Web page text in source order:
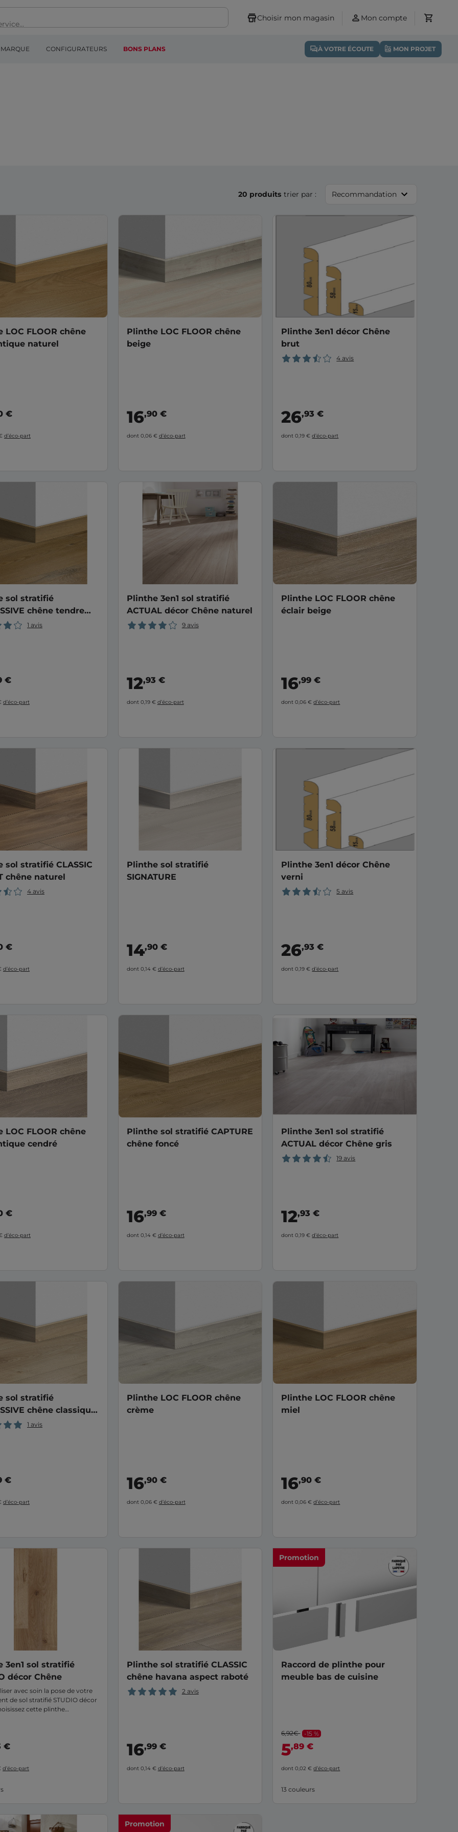
Choisir mon magasin Mon compte
MARQUE CONFIGURATEURS BONS PLANS À VOTRE ÉCOUTE MON PROJET
20 produits trier par : Recommandation
LOC FLOOR chêne
naturel
€
d’éco-part
Plinthe LOC FLOOR chêne
beige
16,90 €
dont 0,06 € d’éco-part
Plinthe 3en1 décor Chêne
brut
4 avis
26,93 €
dont 0,19 €d’éco-part
sol stratifié
chêne tendre
1 avis
€
d’éco-part
Plinthe 3en1 sol stratifié
ACTUAL décor Chêne naturel
9 avis
12,93 €
dont 0,19 € d’éco-part
Plinthe LOC FLOOR chêne
éclair beige
16,99 €
dont 0,06 €d’éco-part
sol stratifié CLASSIC
chêne naturel
4 avis
€
d’éco-part
Plinthe sol stratifié
SIGNATURE
14,90 €
dont 0,14 € d’éco-part
Plinthe 3en1 décor Chêne
verni
5 avis
26,93 €
dont 0,19 €d’éco-part
LOC FLOOR chêne
cendré
€
d’éco-part
Plinthe sol stratifié CAPTURE
chêne foncé
16,99 €
dont 0,14 € d’éco-part
Plinthe 3en1 sol stratifié
ACTUAL décor Chêne gris
19 avis
12,93 €
dont 0,19 €d’éco-part
sol stratifié
chêne classique
1 avis
€
d’éco-part
Plinthe LOC FLOOR chêne
crème
16,90 €
dont 0,06 € d’éco-part
Plinthe LOC FLOOR chêne
miel
16,90 €
dont 0,06 €d’éco-part
3en1 sol stratifié
décor Chêne
avec soin la pose de votre
de sol stratifié STUDIO décor
cette plinthe
€
d’éco-part
Plinthe sol stratifié CLASSIC
chêne havana aspect raboté
2 avis
16,99 €
dont 0,14 € d’éco-part
Promotion
Raccord de plinthe pour
meuble bas de cuisine
6,92€ -15 %
5,89 €
dont 0,02 €d’éco-part
13 couleurs
Promotion